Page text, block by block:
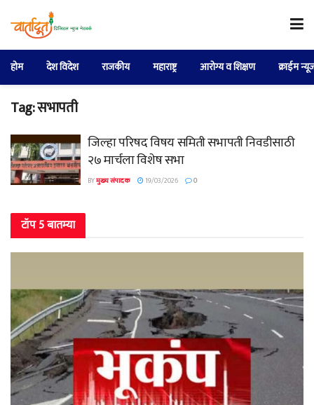
होम देश विदेश राजकीय महाराष्ट्र आरोग्य व शिक्षण क्राईम
Tag:सभापती
जिल्हा परिषद विषय समिती सभापती निवडीसाठी
२७ मार्चला विशेष सभा
BYमुख्य संपादक 19/03/2026 0
टॉप 5 बातम्या